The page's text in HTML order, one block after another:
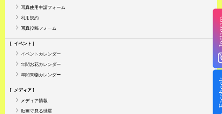
写真使用申請フォーム
利用規約
写真投稿フォーム
イベント
イベントカレンダー
年間お花カレンダー
年間果物カレンダー
メディア
メディア情報
動画で見る世羅